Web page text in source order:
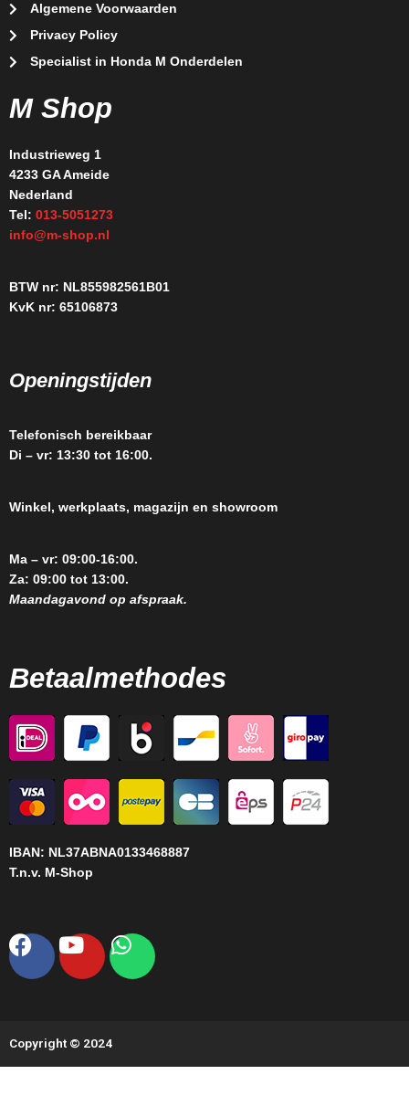
Algemene Voorwaarden
Privacy Policy
Specialist in Honda M Onderdelen
M Shop
Industrieweg 1
4233 GA Ameide
Nederland
Tel: 013-5051273
info@m-shop.nl
BTW nr: NL855982561B01
KvK nr: 65106873
Openingstijden
Telefonisch bereikbaar
Di – vr: 13:30 tot 16:00.
Winkel, werkplaats, magazijn en showroom
Ma – vr: 09:00-16:00.
Za: 09:00 tot 13:00.
Maandagavond op afspraak.
Betaalmethodes
IBAN: NL37ABNA0133468887
T.n.v. M-Shop
Facebook
YoutubeWhatsapp
Copyright © 2024